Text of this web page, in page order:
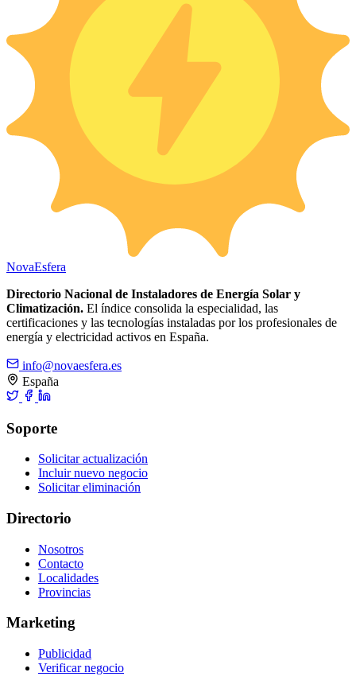
NovaEsfera
Directorio Nacional de Instaladores de Energía Solar y
Climatización. El índice consolida la especialidad, las
certificaciones y las tecnologías instaladas por los profesionales de
energía y electricidad activos en España.
info@novaesfera.es
España
Soporte
Solicitar actualización
Incluir nuevo negocio
Solicitar eliminación
Directorio
Nosotros
Contacto
Localidades
Provincias
Marketing
Publicidad
Verificar negocio